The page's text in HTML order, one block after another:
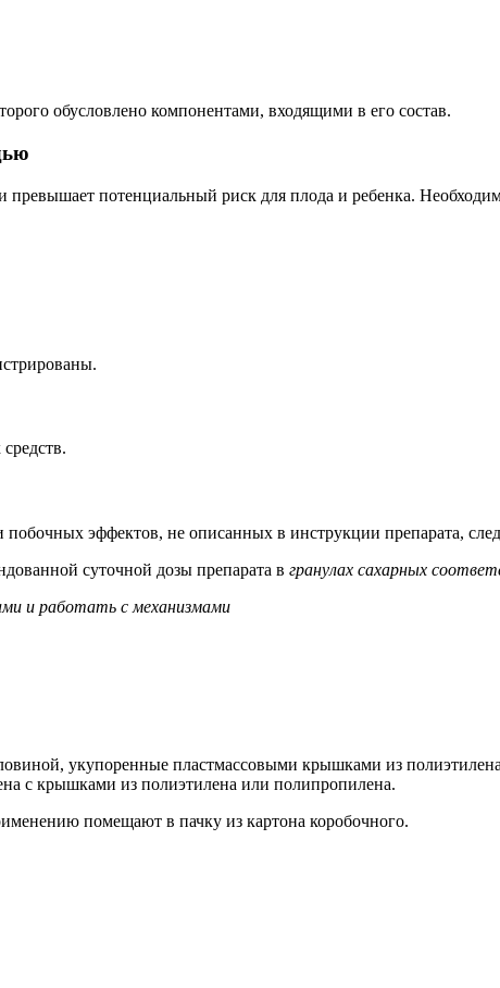
обусловлено компонентами, входящими в его состав.
потенциальный риск для плода и ребенка.
эффектов, не описанных в инструкции препарата,
суточной дозы препарата в гранулах сахарных
и работать с механизмами
укупоренные пластмассовыми крышками из
с крышками из полиэтилена или полипропилена.
помещают в пачку из картона коробочного.